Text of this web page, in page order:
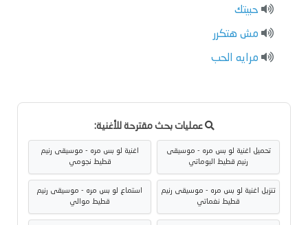
حبيتك
مش هتكرر
مرايه الحب
عمليات بحث مقترحة للأغنية:
تحميل اغنية لو بس مره - موسيقى
رنيم قطيط البوماتي
اغنية لو بس مره - موسيقى رنيم
قطيط نجومي
تنزيل اغنية لو بس مره - موسيقى رنيم
قطيط نغماتي
استماع لو بس مره - موسيقى رنيم
قطيط موالي